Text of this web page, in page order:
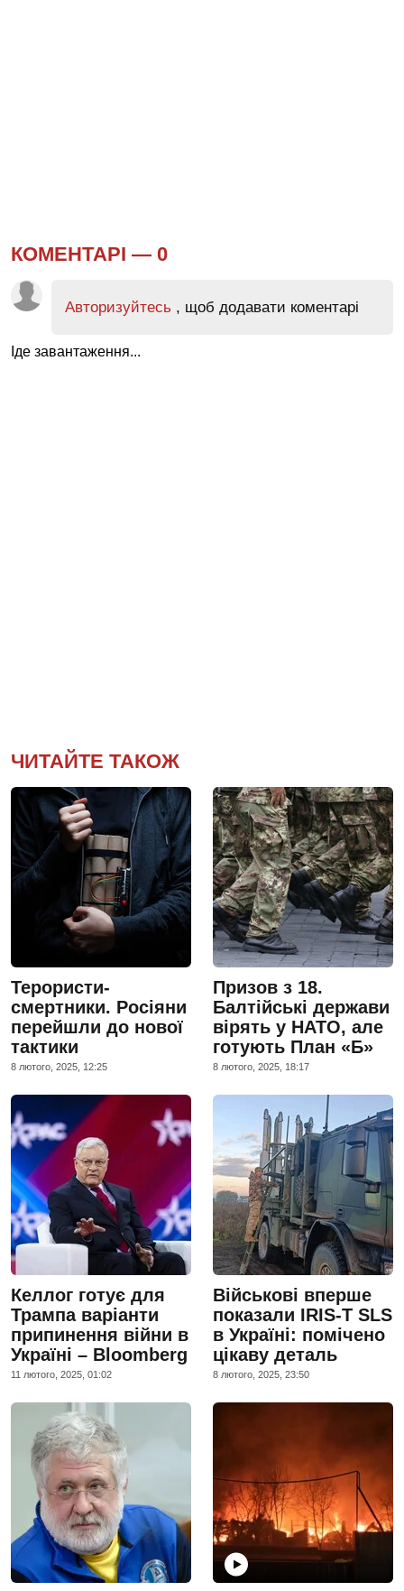
КОМЕНТАРІ — 0
Авторизуйтесь , щоб додавати коментарі
Іде завантаження...
ЧИТАЙТЕ ТАКОЖ
Терористи-
смертники. Росіяни
перейшли до нової
тактики
8 лютого, 2025, 12:25
Призов з 18.
Балтійські держави
вірять у НАТО, але
готують План «Б»
8 лютого, 2025, 18:17
Келлог готує для
Трампа варіанти
припинення війни в
Україні – Bloomberg
11 лютого, 2025, 01:02
Військові вперше
показали IRIS-T SLS
в Україні: помічено
цікаву деталь
8 лютого, 2025, 23:50